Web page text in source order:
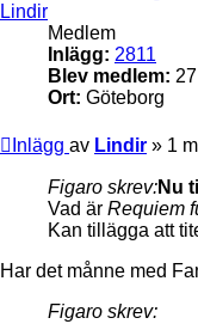
Lindir
Medlem
Inlägg: 2811
Blev medlem:
Ort: Göteborg
Inlägg av Lindir » 1
Figaro skrev:Nu
Vad är Requiem
Kan tillägga att
Har det månne med
Figaro skrev: